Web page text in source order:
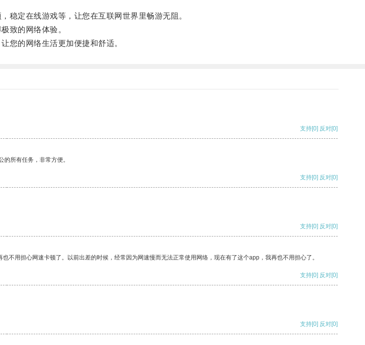
定在线游戏等，让您在互联网世界里畅游无阻。
致的网络体验。
的网络生活更加便捷和舒适。
支持[0] 反对[0]
所有任务，非常方便。
支持[0] 反对[0]
支持[0] 反对[0]
用担心网速卡顿了。以前出差的时候，经常因为网速慢而无法正常使用网络，现在有了这个app，我再也不用担心了。
支持[0] 反对[0]
支持[0] 反对[0]